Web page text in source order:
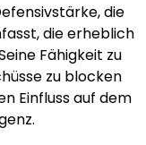
die
die erheblich
Fähigkeit zu
zu blocken
Einfluss auf dem